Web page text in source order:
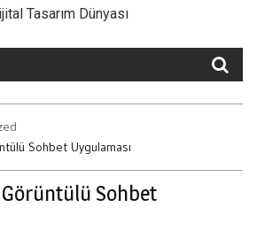
Tasarım Dünyası
Sohbet Uygulaması
Sohbet